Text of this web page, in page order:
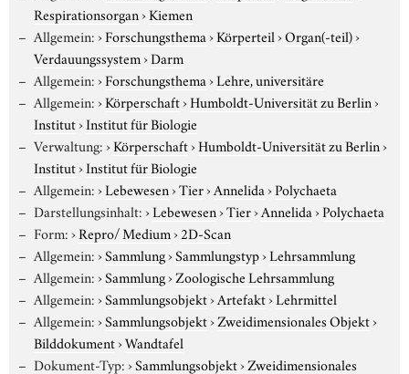
Respirationsorgan›Kiemen
Allgemein:›Forschungsthema›Körperteil›Organ(-teil)›
Verdauungssystem›Darm
Allgemein:›Forschungsthema›Lehre, universitäre
Allgemein:›Körperschaft›Humboldt-Universität zu Berlin›
Institut›Institut für Biologie
Verwaltung:›Körperschaft›Humboldt-Universität zu Berlin›
Institut›Institut für Biologie
Allgemein:›Lebewesen›Tier›Annelida›Polychaeta
Darstellungsinhalt:›Lebewesen›Tier›Annelida›Polychaeta
Form:›Repro/ Medium›2D-Scan
Allgemein:›Sammlung›Sammlungstyp›Lehrsammlung
Allgemein:›Sammlung›Zoologische Lehrsammlung
Allgemein:›Sammlungsobjekt›Artefakt›Lehrmittel
Allgemein:›Sammlungsobjekt›Zweidimensionales Objekt›
Bilddokument›Wandtafel
Dokument-Typ:›Sammlungsobjekt›Zweidimensionales